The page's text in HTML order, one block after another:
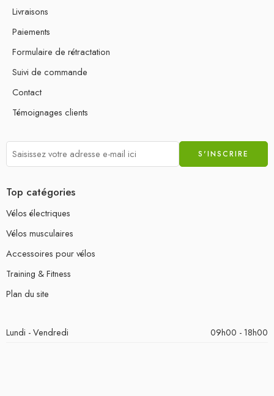
Livraisons
Paiements
Formulaire de rétractation
Suivi de commande
Contact
Témoignages clients
Top catégories
Vélos électriques
Vélos musculaires
Accessoires pour vélos
Training & Fitness
Plan du site
Lundi - Vendredi 09h00 - 18h00